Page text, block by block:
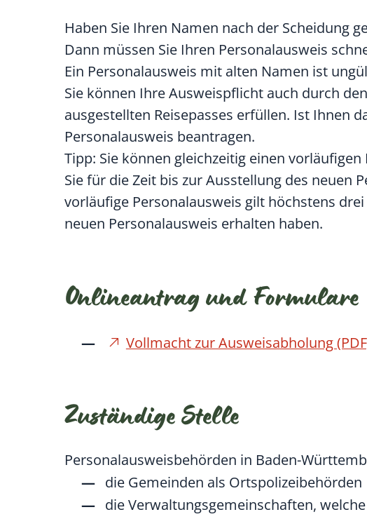
Haben Sie Ihren Namen nach der Scheidung
Dann müssen Sie Ihren Personalausweis
Ein Personalausweis mit alten Namen ist
Sie können Ihre Ausweispflicht auch durch
ausgestellten Reisepasses erfüllen. Ist Ihnen
Personalausweis beantragen.
Tipp: Sie können gleichzeitig einen
Sie für die Zeit bis zur Ausstellung des neuen
vorläufige Personalausweis gilt höchstens
neuen Personalausweis erhalten haben.
Onlineantrag und Formulare
Vollmacht zur Ausweisabholung
Zuständige Stelle
Personalausweisbehörden in Baden-
die Gemeinden als Ortspolizeibehörden
die Verwaltungsgemeinschaften,